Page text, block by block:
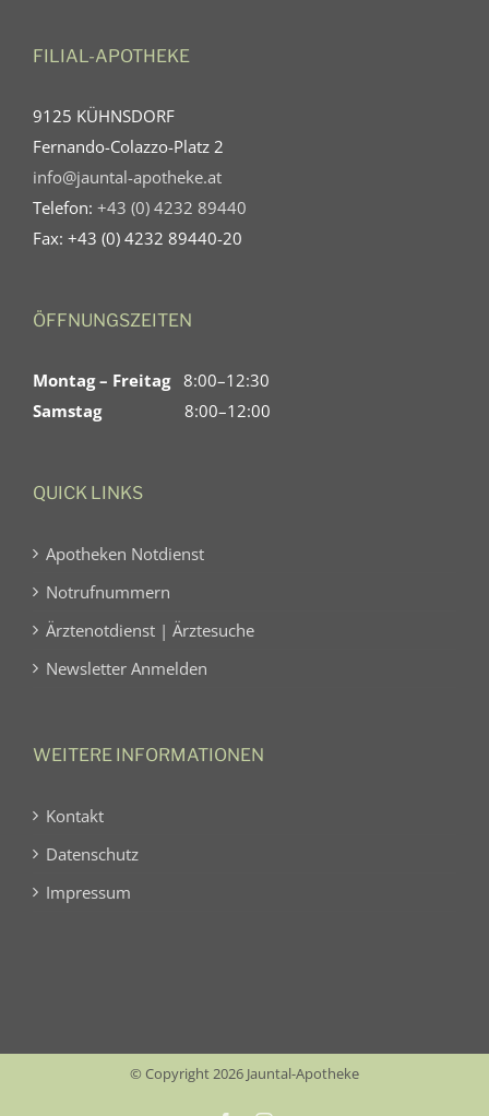
FILIAL-APOTHEKE
9125 KÜHNSDORF
Fernando-Colazzo-Platz 2
info@jauntal-apotheke.at
Telefon: +43 (0) 4232 89440
Fax: +43 (0) 4232 89440-20
ÖFFNUNGSZEITEN
Montag – Freitag8:00–12:30
Samstag8:00–12:00
QUICK LINKS
Apotheken Notdienst
Notrufnummern
Ärztenotdienst | Ärztesuche
Newsletter Anmelden
WEITERE INFORMATIONEN
Kontakt
Datenschutz
Impressum
© Copyright 2026 Jauntal-Apotheke